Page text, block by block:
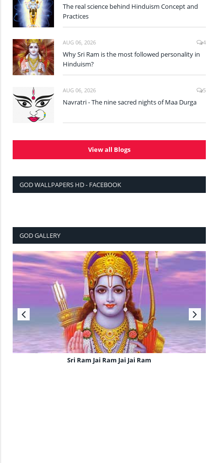
The real science behind Hinduism Concept and
Practices
AUG 06, 2026 4
Why Sri Ram is the most followed personality in
Hinduism?
AUG 06, 2026 5
Navratri - The nine sacred nights of Maa Durga
View all Blogs
GOD WALLPAPERS HD - FACEBOOK
GOD GALLERY
Sri Ram Jai Ram Jai Jai Ram